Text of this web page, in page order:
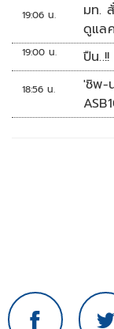
19:06 น.
มท.
ดูแล
19:00 น. ปืน
18:56 น.
'ชิพ-